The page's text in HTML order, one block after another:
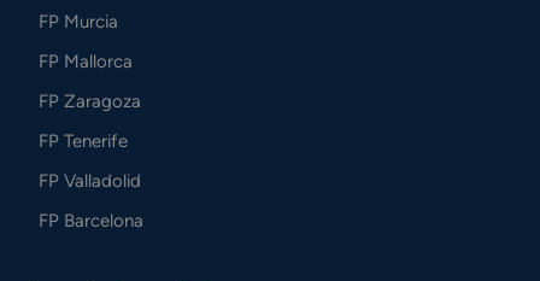
FP Murcia
FP Mallorca
FP Zaragoza
FP Tenerife
FP Valladolid
FP Barcelona